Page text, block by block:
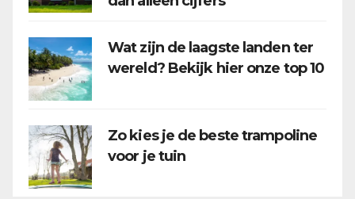
Wat zijn de laagste landen ter
wereld? Bekijk hier onze top 10
Zo kies je de beste trampoline
voor je tuin